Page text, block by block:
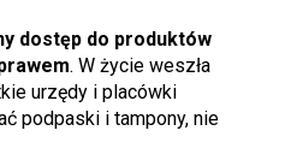
dostęp do produktów
. W życie weszła
urzędy i placówki
podpaski i tampony, nie